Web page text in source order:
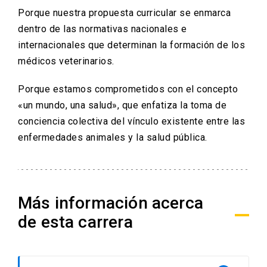
Porque nuestra propuesta curricular se enmarca
dentro de las normativas nacionales e
internacionales que determinan la formación de los
médicos veterinarios.
Porque estamos comprometidos con el concepto
«un mundo, una salud», que enfatiza la toma de
conciencia colectiva del vínculo existente entre las
enfermedades animales y la salud pública.
Más información acerca
de esta carrera